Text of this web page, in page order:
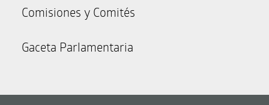
Comisiones y Comités
Gaceta Parlamentaria